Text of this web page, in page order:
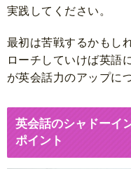
実践してください。
最初は苦戦するかもし
ローチしていけば英語
が英会話力のアップに
英会話のシャドーイ
ポイント